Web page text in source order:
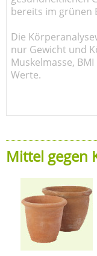
bereits im grünen
Die
nur Gewicht und
Muskelmasse,
Werte.
Mittel gegen